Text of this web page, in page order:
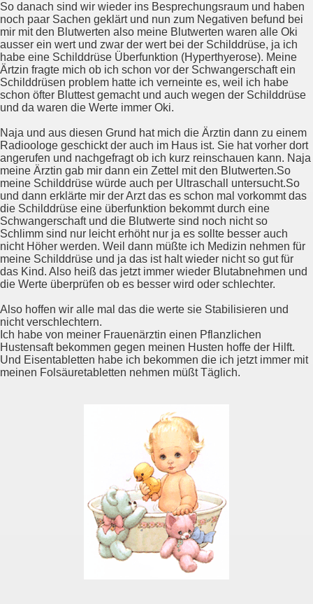
So danach sind wir wieder ins Besprechungsraum und haben
noch paar Sachen geklärt und nun zum Negativen befund bei
mir mit den Blutwerten also meine Blutwerten waren alle Oki
ausser ein wert und zwar der wert bei der Schilddrüse, ja ich
habe eine Schilddrüse Überfunktion (Hyperthyerose). Meine
Ärtzin fragte mich ob ich schon vor der Schwangerschaft ein
Schilddrüsen problem hatte ich verneinte es, weil ich habe
schon öfter Bluttest gemacht und auch wegen der Schilddrüse
und da waren die Werte immer Oki.
Naja und aus diesen Grund hat mich die Ärztin dann zu einem
Radioologe geschickt der auch im Haus ist. Sie hat vorher dort
angerufen und nachgefragt ob ich kurz reinschauen kann. Naja
meine Ärztin gab mir dann ein Zettel mit den Blutwerten.So
meine Schilddrüse würde auch per Ultraschall untersucht.So
und dann erklärte mir der Arzt das es schon mal vorkommt das
die Schilddrüse eine überfunktion bekommt durch eine
Schwangerschaft und die Blutwerte sind noch nicht so
Schlimm sind nur leicht erhöht nur ja es sollte besser auch
nicht Höher werden. Weil dann müßte ich Medizin nehmen für
meine Schilddrüse und ja das ist halt wieder nicht so gut für
das Kind. Also heiß das jetzt immer wieder Blutabnehmen und
die Werte überprüfen ob es besser wird oder schlechter.
Also hoffen wir alle mal das die werte sie Stabilisieren und
nicht verschlechtern.
Ich habe von meiner Frauenärztin einen Pflanzlichen
Hustensaft bekommen gegen meinen Husten hoffe der Hilft.
Und Eisentabletten habe ich bekommen die ich jetzt immer mit
meinen Folsäuretabletten nehmen müßt Täglich.